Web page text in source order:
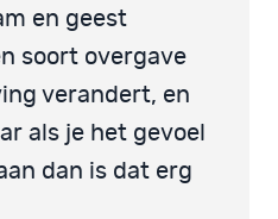
en geest
soort overgave
verandert, en
als je het gevoel
dan is dat erg